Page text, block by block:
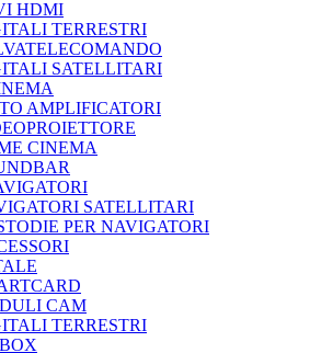
HDMI
TERRESTRI
SATELLITARI
AMPLIFICATORI
CINEMA
SATELLITARI
PER NAVIGATORI
CAM
TERRESTRI